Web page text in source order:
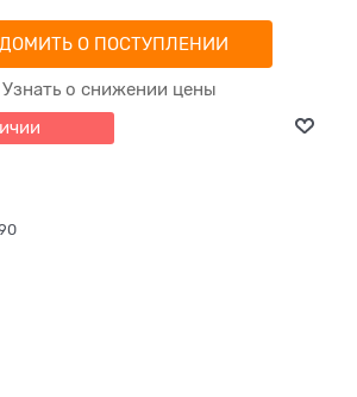
О ПОСТУПЛЕНИИ
Узнать о снижении цены